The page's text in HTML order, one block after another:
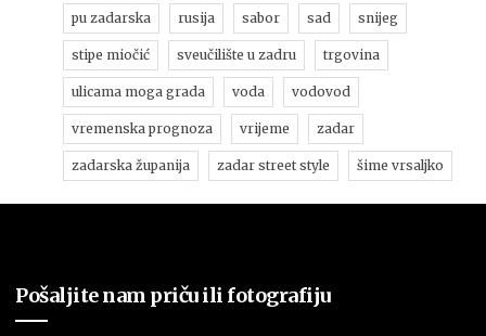
pu zadarska rusija sabor sad snijeg
stipe miočić sveučilište u zadru trgovina
ulicama moga grada voda vodovod
vremenska prognoza vrijeme zadar
zadarska županija zadar street style šime vrsaljko
Pošaljite nam priču ili fotografiju